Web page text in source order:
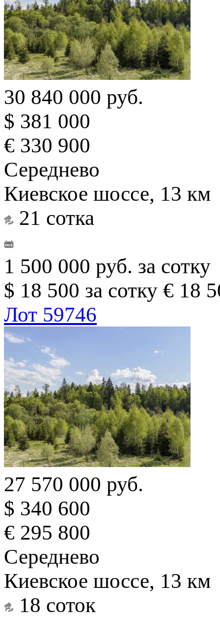
30 840 000 руб.
$ 381 000
€ 330 900
Середнево
Киевское шоссе, 13 км
21 сотка
1 500 000 руб. за сотку
$ 18 500 за сотку € 18
Лот 59746
27 570 000 руб.
$ 340 600
€ 295 800
Середнево
Киевское шоссе, 13 км
18 соток